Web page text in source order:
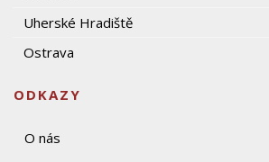
Uherské Hradiště
Ostrava
ODKAZY
O nás